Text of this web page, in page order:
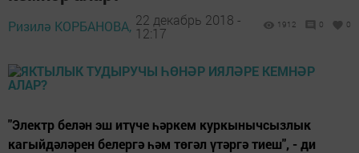
Ризилә КОРБАНОВА, 22 декабрь 2018 -
12:17
1912 0 0
"Электр белән эш итүче һәркем куркынычсызлык
кагыйдәләрен белергә һәм төгәл үтәргә тиеш", - ди